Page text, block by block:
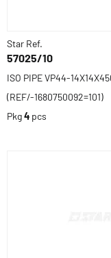
Star Ref.
57025/10
ISO PIPE VP44-
(REF/-1680750092=101)
Pkg4 pcs